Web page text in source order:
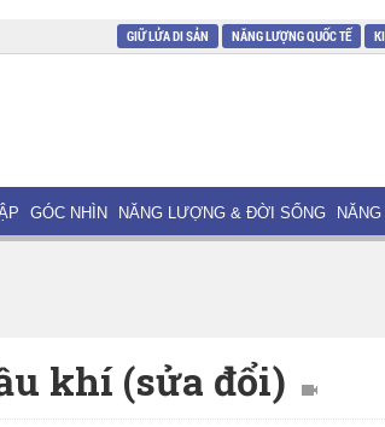
GIỮ LỬA DI SẢN NĂNG LƯỢNG QUỐC TẾ
GÓC NHÌN NĂNG LƯỢNG & ĐỜI SỐNG
khí (sửa đổi)